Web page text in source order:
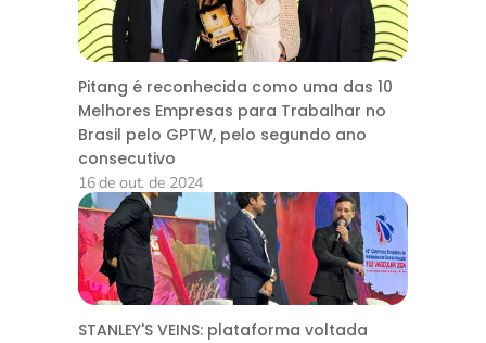
Pitang é reconhecida como uma das 10
Melhores Empresas para Trabalhar no
Brasil pelo GPTW, pelo segundo ano
consecutivo
16 de out. de 2024
STANLEY'S VEINS: plataforma voltada